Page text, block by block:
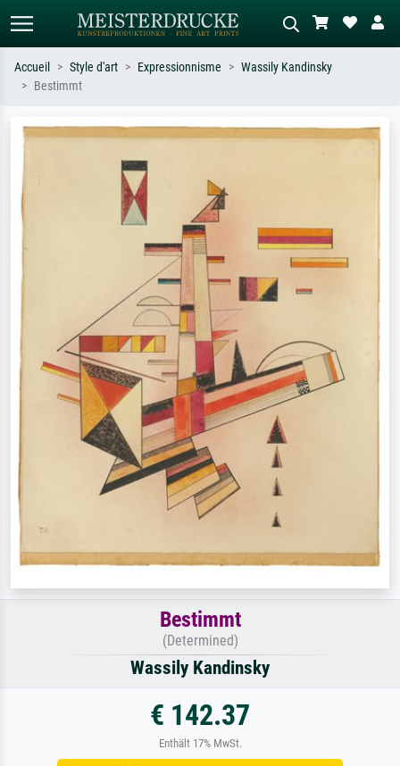
Recherchez par artiste, titre ou style –
impressionnisme, vague de Hokusai,
Décrivez la scène – ex. prairie verte,
Accueil Style d'art Expressionnisme
Wassily Kandinsky
Bestimmt
Bestimmt
(Determined)
Wassily Kandinsky
€ 142.37
Enthält 17% MwSt.